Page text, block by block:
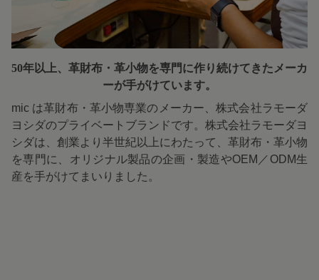
50年以上、革財布・革小物を専門に作り続けてきたメーカ
ーが手がけています。
mic は革財布・革小物専業のメーカー、株式会社ラモーダ
ヨシダのプライベートブランドです。株式会社ラモーダヨ
シダは、創業より半世紀以上にわたって、革財布・革小物
を専門に、オリジナル製品の企画・製造やOEM／ODM生
産を手がけてまいりました。